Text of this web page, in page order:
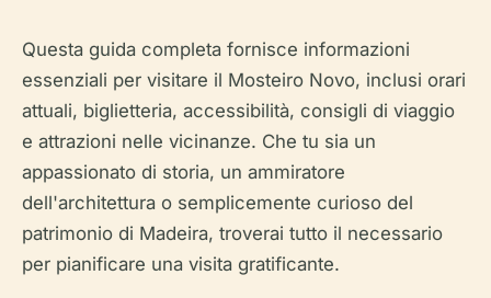
Questa guida completa fornisce informazioni
essenziali per visitare il Mosteiro Novo, inclusi orari
attuali, biglietteria, accessibilità, consigli di viaggio
e attrazioni nelle vicinanze. Che tu sia un
appassionato di storia, un ammiratore
dell'architettura o semplicemente curioso del
patrimonio di Madeira, troverai tutto il necessario
per pianificare una visita gratificante.